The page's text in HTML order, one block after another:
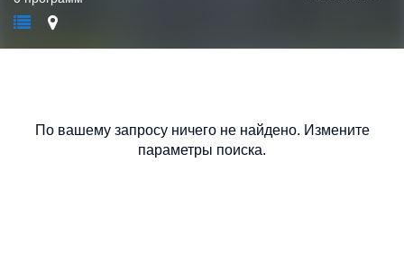
По вашему запросу ничего не найдено. Измените
параметры поиска.